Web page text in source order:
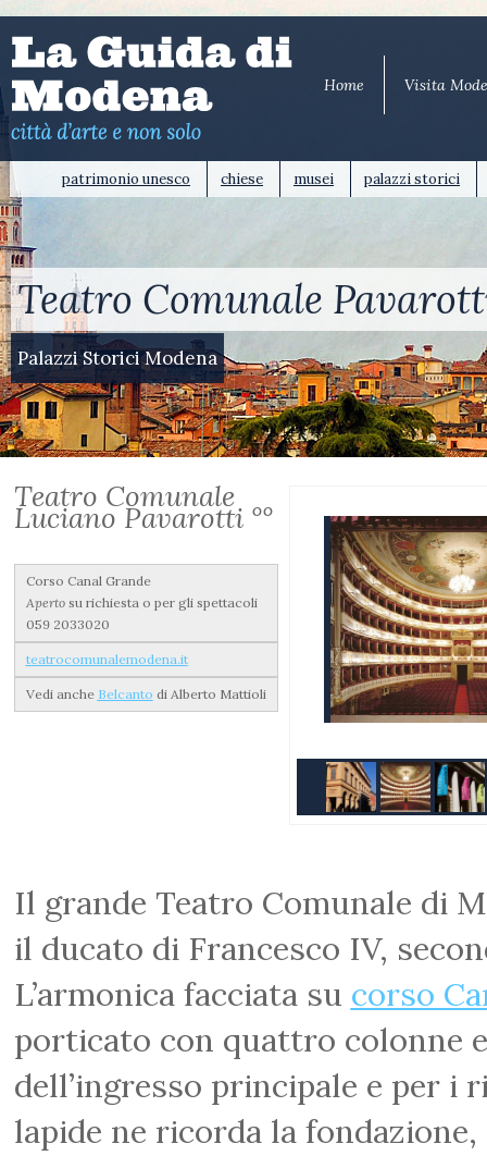
Home Visita
patrimonio unesco chiese musei palazzi storici
Teatro Comunale
Palazzi Storici Modena
Teatro Comunale
Luciano Pavarotti °°
Corso Canal Grande
Apertosu richiesta o per gli spettacoli
059 2033020
teatrocomunalemodena.it
Vedi anche Belcanto di Alberto Mattioli
Il grande Teatro Comunale di
il ducato di Francesco IV,
L’armonica facciata su corso
porticato con quattro colonne
dell’ingresso principale e per i
lapide ne ricorda la